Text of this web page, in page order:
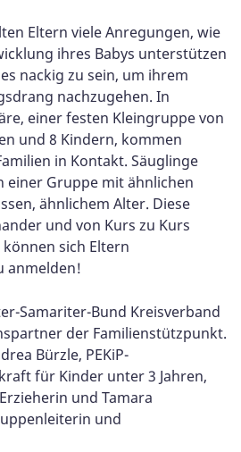
Eltern viele Anregungen, wie
ihres Babys unterstützen
nackig zu sein, um ihrem
nachzugehen. In
einer festen Kleingruppe von
und 8 Kindern, kommen
in Kontakt. Säuglinge
einer Gruppe mit ähnlichen
ähnlichem Alter. Diese
und von Kurs zu Kurs
sich Eltern
anmelden!
Samariter-Bund Kreisverband
der Familienstützpunkt.
Bürzle, PEKiP-
für Kinder unter 3 Jahren,
und Tamara
und